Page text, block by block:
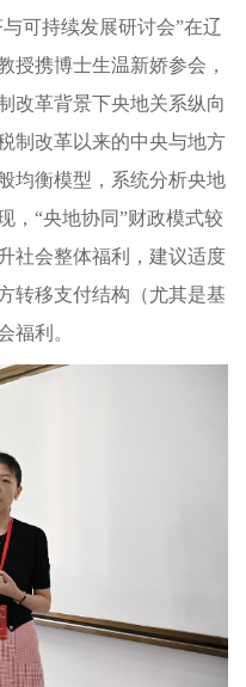
可持续发展研讨会”在辽
授携博士生温新娇参会，
改革背景下央地关系纵向
制改革以来的中央与地方
均衡模型，系统分析央地
，“央地协同”财政模式较
社会整体福利，建议适度
转移支付结构（尤其是基
福利。